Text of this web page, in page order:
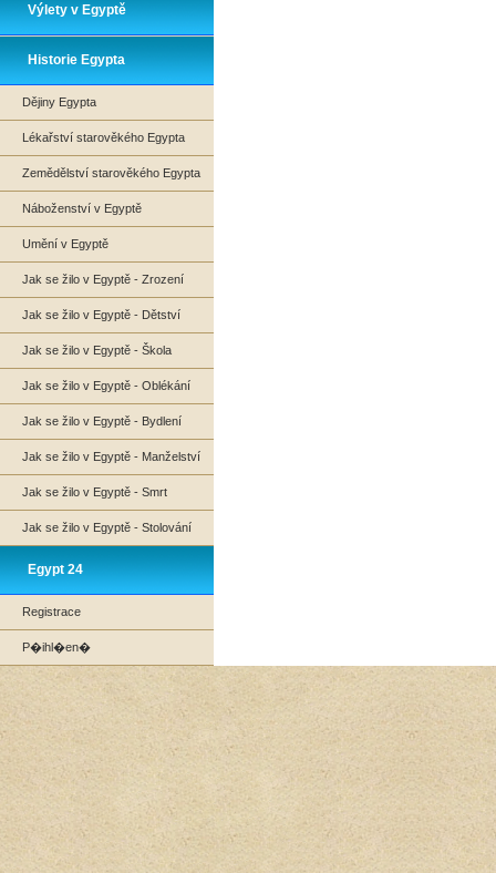
Výlety v Egyptě
Historie Egypta
Dějiny Egypta
Lékařství starověkého Egypta
Zemědělství starověkého Egypta
Náboženství v Egyptě
Umění v Egyptě
Jak se žilo v Egyptě - Zrození
Jak se žilo v Egyptě - Dětství
Jak se žilo v Egyptě - Škola
Jak se žilo v Egyptě - Oblékání
Jak se žilo v Egyptě - Bydlení
Jak se žilo v Egyptě - Manželství
Jak se žilo v Egyptě - Smrt
Jak se žilo v Egyptě - Stolování
Egypt 24
Registrace
P�ihl�en�